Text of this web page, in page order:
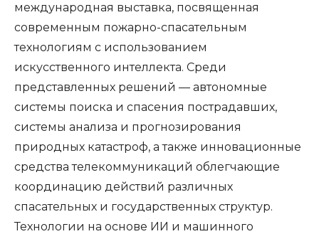
международная выставка, посвященная
современным пожарно-спасательным
технологиям с использованием
искусственного интеллекта. Среди
представленных решений — автономные
системы поиска и спасения пострадавших,
системы анализа и прогнозирования
природных катастроф, а также инновационные
средства телекоммуникаций облегчающие
координацию действий различных
спасательных и государственных структур.
Технологии на основе ИИ и машинного